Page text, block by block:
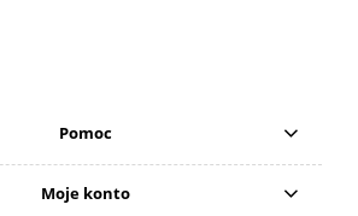
Pomoc
Moje konto